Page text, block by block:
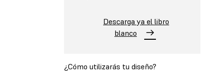
Descarga ya el libro
blanco
¿Cómo utilizarás tu diseño?